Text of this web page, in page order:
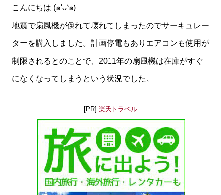
こんにちは (๑′ᴗ‵๑)
地震で扇風機が倒れて壊れてしまったのでサーキュレー
ターを購入しました。計画停電もありエアコンも使用が
制限されるとのことで、2011年の扇風機は在庫がすぐ
になくなってしまうという状況でした。
[PR] 楽天トラベル